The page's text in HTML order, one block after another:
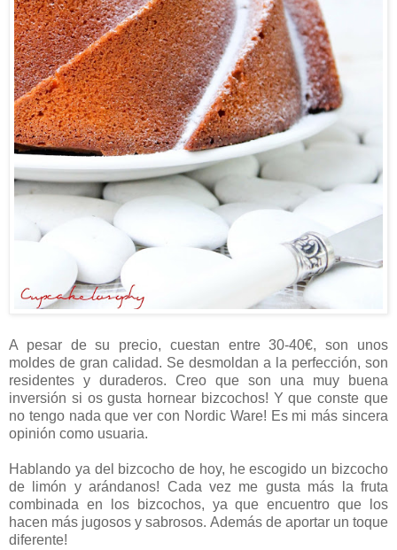
A pesar de su precio, cuestan entre 30-40€, son unos
moldes de gran calidad. Se desmoldan a la perfección, son
residentes y duraderos. Creo que son una muy buena
inversión si os gusta hornear bizcochos! Y que conste que
no tengo nada que ver con Nordic Ware! Es mi más sincera
opinión como usuaria.
Hablando ya del bizcocho de hoy, he escogido un bizcocho
de limón y arándanos! Cada vez me gusta más la fruta
combinada en los bizcochos, ya que encuentro que los
hacen más jugosos y sabrosos. Además de aportar un toque
diferente!